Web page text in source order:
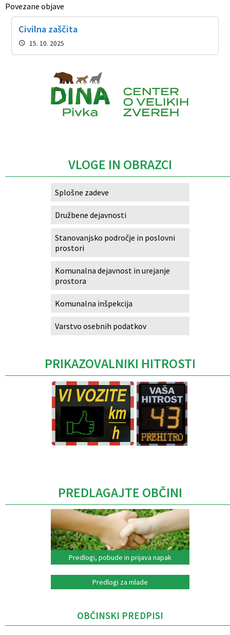
Povezane objave
Civilna zaščita
15. 10. 2025
VLOGE IN OBRAZCI
Splošne zadeve
Družbene dejavnosti
Stanovanjsko področje in poslovni
prostori
Komunalna dejavnost in urejanje
prostora
Komunalna inšpekcija
Varstvo osebnih podatkov
PRIKAZOVALNIKI HITROSTI
PREDLAGAJTE OBČINI
Predlogi, pobude in prijava napak
Predlogi za mlade
OBČINSKI PREDPISI